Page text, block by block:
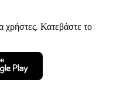
χρήστες. Κατεβάστε το